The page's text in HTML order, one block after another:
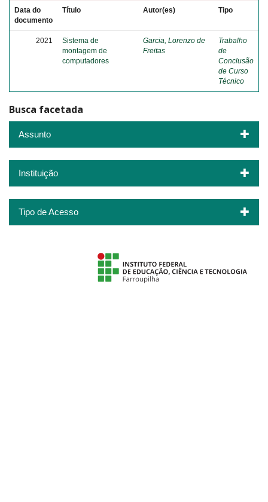
Data do
documento
Título Autor(es) Tipo
2021
Sistema de
montagem de
computadores
Garcia, Lorenzo de
Freitas
Trabalho
de
Conclusão
de Curso
Técnico
Busca facetada
Assunto
Instituição
Tipo de Acesso